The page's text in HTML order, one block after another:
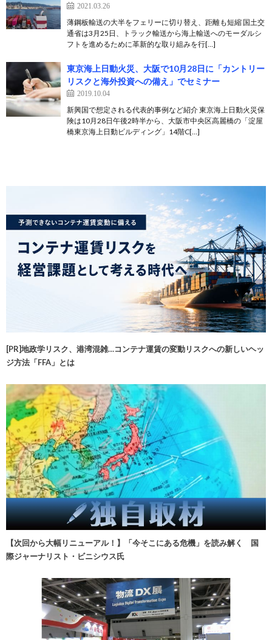
2021.03.26
薄鋼板輸送の大半をフェリーに切り替え、距離も短縮 国土交
通省は3月25日、トラック輸送から海上輸送へのモーダルシ
フトを進めるために革新的な取り組みを行[…]
東京海上日動火災、大阪で10月28日に「カントリー
リスクと海外投資への備え」でセミナー
2019.10.04
新興国で想定される代表的事例など紹介 東京海上日動火災保
険は10月28日午後2時半から、大阪市中央区高麗橋の「淀屋
橋東京海上日動ビルディング」14階C[…]
[PR]地政学リスク、港湾混雑…コンテナ運賃の変動リスクへの新しいヘッ
ジ方法「FFA」とは
【次回から大幅リニューアル！】「今そこにある危機」を読み解く 国
際ジャーナリスト・ビニシウス氏